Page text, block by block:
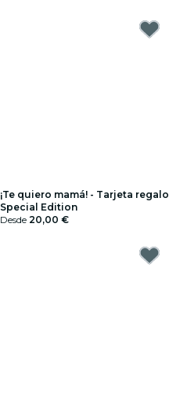
¡Te quiero mamá! - Tarjeta regalo
Special Edition
Desde 20,00 €